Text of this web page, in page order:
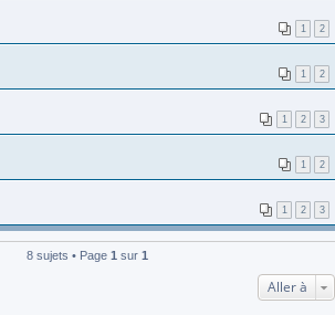
1 2
1 2
1 2 3
1 2
1 2 3
8 sujets • Page 1 sur 1
Aller à